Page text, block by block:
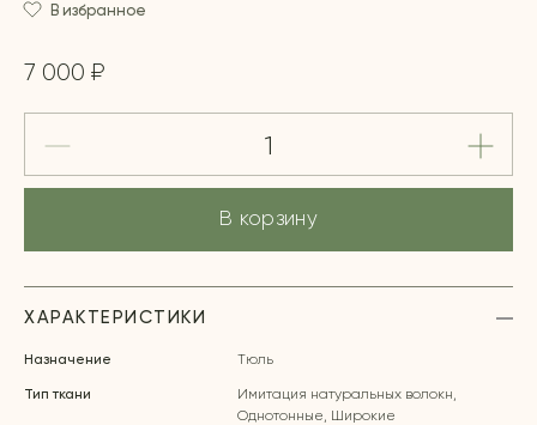
В избранное
7 000 ₽
В корзину
ХАРАКТЕРИСТИКИ
Назначение Тюль
Тип ткани
Имитация натуральных волокн,
Однотонные, Широкие